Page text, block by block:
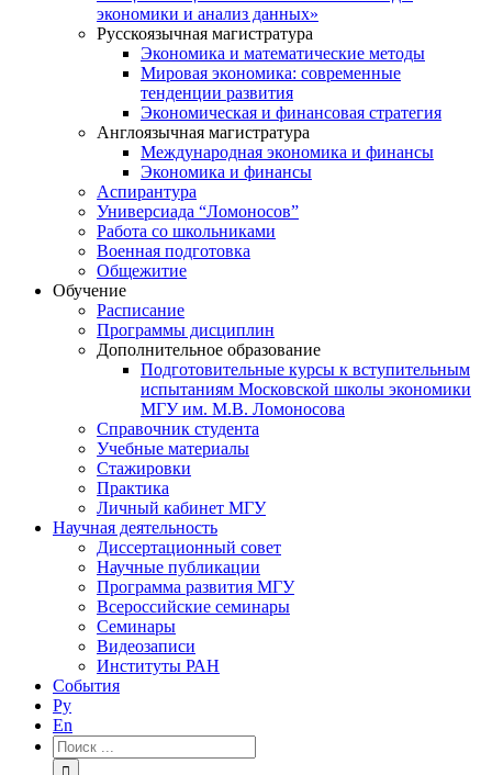
экономики и анализ данных»
Русскоязычная магистратура
Экономика и математические методы
Мировая экономика: современные
тенденции развития
Экономическая и финансовая стратегия
Англоязычная магистратура
Международная экономика и финансы
Экономика и финансы
Аспирантура
Универсиада “Ломоносов”
Работа со школьниками
Военная подготовка
Общежитие
Обучение
Расписание
Программы дисциплин
Дополнительное образование
Подготовительные курсы к вступительным
испытаниям Московской школы экономики
МГУ им. М.В. Ломоносова
Справочник студента
Учебные материалы
Стажировки
Практика
Личный кабинет МГУ
Научная деятельность
Диссертационный совет
Научные публикации
Программа развития МГУ
Всероссийские семинары
Семинары
Видеозаписи
Институты РАН
События
Ру
En
Результат
поиска: